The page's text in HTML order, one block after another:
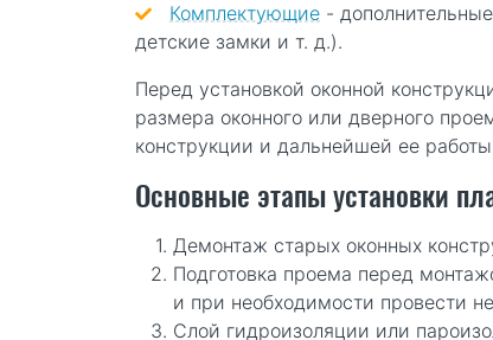
Комплектующие -
детские замки и т. д.).
Перед установкой оконной
размера оконного или дверного
конструкции и дальнейшей ее
Основные этапы установки
Демонтаж старых оконных
Подготовка проема перед
и при необходимости провести
Слой гидроизоляции или